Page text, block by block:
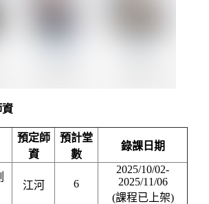
資
預定師
資
預計堂
數
錄課日期
江河 6
2025/10/02-
2025/11/06
(課程已上架)